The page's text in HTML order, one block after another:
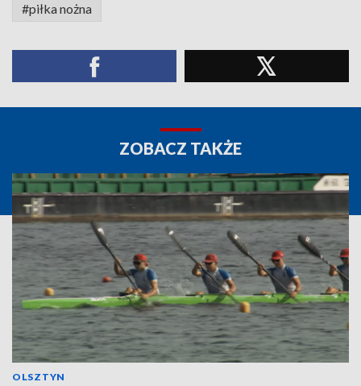
#piłka nożna
ZOBACZ TAKŻE
OLSZTYN